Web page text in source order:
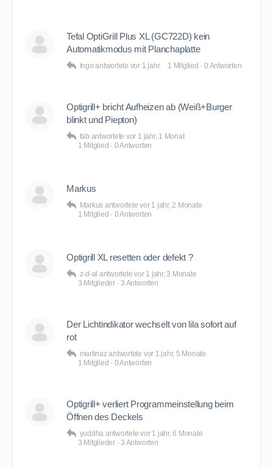
Tefal OptiGrill Plus XL (GC722D) kein
Automatikmodus mit Planchaplatte
Ingo antwortete vor 1 jahr 1 Mitglied · 0 Antworten
Optigrill+ bricht Aufheizen ab (Weiß+Burger
blinkt und Piepton)
fab antwortete vor 1 jahr, 1 Monat
1 Mitglied · 0 Antworten
Markus
Markus antwortetevor 1 jahr, 2 Monate
1 Mitglied · 0 Antworten
Optigrill XL resetten oder defekt ?
z-d-al antwortetevor 1 jahr, 3 Monate
3 Mitglieder · 3 Antworten
Der Lichtindikator wechselt von lila sofort auf
rot
martinazantwortete vor 1 jahr, 5 Monate
1 Mitglied · 0 Antworten
Optigrill+ verliert Programmeinstellung beim
Öffnen des Deckels
yuddha antwortetevor 1 jahr, 6 Monate
3 Mitglieder · 3 Antworten